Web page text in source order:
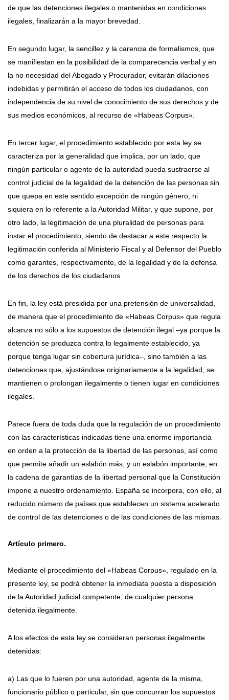
de que las detenciones ilegales o mantenidas en condiciones
ilegales, finalizarán a la mayor brevedad.
En segundo lugar, la sencillez y la carencia de formalismos, que
se manifiestan en la posibilidad de la comparecencia verbal y en
la no necesidad del Abogado y Procurador, evitarán dilaciones
indebidas y permitirán el acceso de todos los ciudadanos, con
independencia de su nivel de conocimiento de sus derechos y de
sus medios económicos, al recurso de «Habeas Corpus».
En tercer lugar, el procedimiento establecido por esta ley se
caracteriza por la generalidad que implica, por un lado, que
ningún particular o agente de la autoridad pueda sustraerse al
control judicial de la legalidad de la detención de las personas sin
que quepa en este sentido excepción de ningún género, ni
siquiera en lo referente a la Autoridad Militar, y que supone, por
otro lado, la legitimación de una pluralidad de personas para
instar el procedimiento, siendo de destacar a este respecto la
legitimación conferida al Ministerio Fiscal y al Defensor del Pueblo
como garantes, respectivamente, de la legalidad y de la defensa
de los derechos de los ciudadanos.
En fin, la ley está presidida por una pretensión de universalidad,
de manera que el procedimiento de «Habeas Corpus» que regula
alcanza no sólo a los supuestos de detención ilegal –ya porque la
detención se produzca contra lo legalmente establecido, ya
porque tenga lugar sin cobertura jurídica–, sino también a las
detenciones que, ajustándose originariamente a la legalidad, se
mantienen o prolongan ilegalmente o tienen lugar en condiciones
ilegales.
Parece fuera de toda duda que la regulación de un procedimiento
con las características indicadas tiene una enorme importancia
en orden a la protección de la libertad de las personas, así como
que permite añadir un eslabón más, y un eslabón importante, en
la cadena de garantías de la libertad personal que la Constitución
impone a nuestro ordenamiento. España se incorpora, con ello, al
reducido número de países que establecen un sistema acelerado
de control de las detenciones o de las condiciones de las mismas.
Artículo primero.
Mediante el procedimiento del «Habeas Corpus», regulado en la
presente ley, se podrá obtener la inmediata puesta a disposición
de la Autoridad judicial competente, de cualquier persona
detenida ilegalmente.
A los efectos de esta ley se consideran personas ilegalmente
detenidas:
a) Las que lo fueren por una autoridad, agente de la misma,
funcionario público o particular, sin que concurran los supuestos